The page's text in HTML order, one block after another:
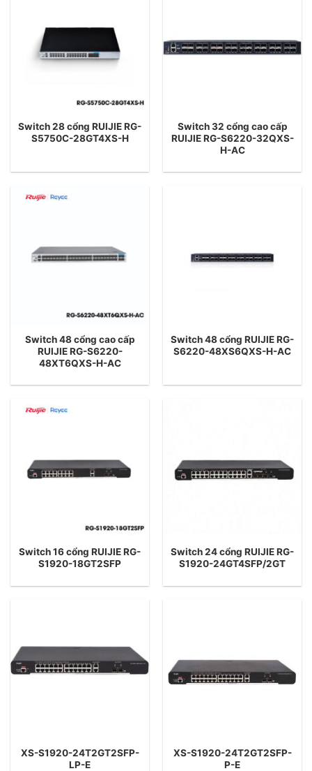
Switch 28 cổng RUIJIE RG-
S5750C-28GT4XS-H
Switch 32 cổng cao cấp
RUIJIE RG-S6220-32QXS-
H-AC
Switch 48 cổng cao cấp
RUIJIE RG-S6220-
48XT6QXS-H-AC
Switch 48 cổng RUIJIE RG-
S6220-48XS6QXS-H-AC
Switch 16 cổng RUIJIE RG-
S1920-18GT2SFP
Switch 24 cổng RUIJIE RG-
S1920-24GT4SFP/2GT
XS-S1920-24T2GT2SFP-
LP-E
XS-S1920-24T2GT2SFP-
P-E